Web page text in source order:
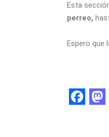
Esta
perreo,
Espero que